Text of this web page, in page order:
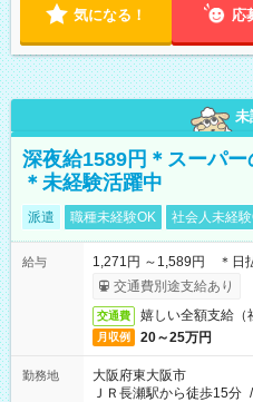
気になる！ 応
未
深夜給1589円＊スーパ
＊未経験活躍中
派遣 職種未経験OK 社会人未経
給与
1,271円 ～1,589円 ＊日
交通費別途支給あり
交通費 嬉しい全額支給（
月収例 20～25万円
勤務地
大阪府東大阪市
ＪＲ長瀬駅から徒歩15分 /